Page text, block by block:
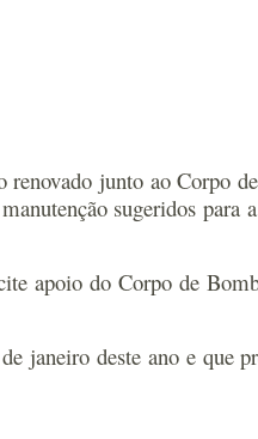
renovado junto ao Corpo
sugeridos para
apoio do Corpo de
janeiro deste ano e que